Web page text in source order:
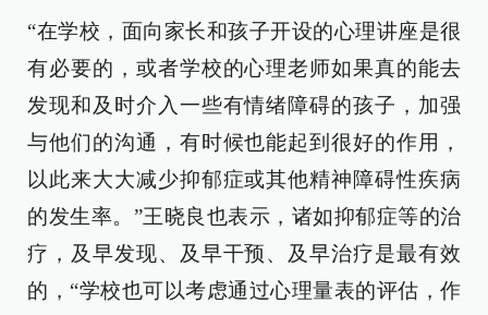
“在学校，面向家长和孩子开设的心理讲座是很
有必要的，或者学校的心理老师如果真的能去
发现和及时介入一些有情绪障碍的孩子，加强
与他们的沟通，有时候也能起到很好的作用，
以此来大大减少抑郁症或其他精神障碍性疾病
的发生率。”王晓良也表示，诸如抑郁症等的治
疗，及早发现、及早干预、及早治疗是最有效
的，“学校也可以考虑通过心理量表的评估，作